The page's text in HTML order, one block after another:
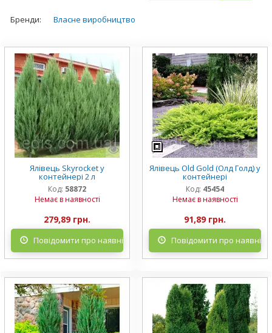
Бренди: Власне виробництво
Ялівець Skyrocket у
контейнері 2 л
Код: 58872
Немає в наявності
279,89 грн.
Повідомити про наявність
Ялівець Old Gold (Олд Голд) у
контейнері
Код: 45454
Немає в наявності
91,89 грн.
Повідомити про